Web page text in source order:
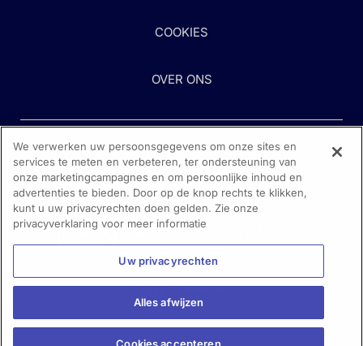
COOKIES
OVER ONS
Heeft u hulp nodig?
Neem contact met ons op
We verwerken uw persoonsgegevens om onze sites en
services te meten en verbeteren, ter ondersteuning van
onze marketingcampagnes en om persoonlijke inhoud en
advertenties te bieden. Door op de knop rechts te klikken,
kunt u uw privacyrechten doen gelden. Zie onze
privacyverklaring voor meer informatie
Uw privacyrechten
Alles afwijzen